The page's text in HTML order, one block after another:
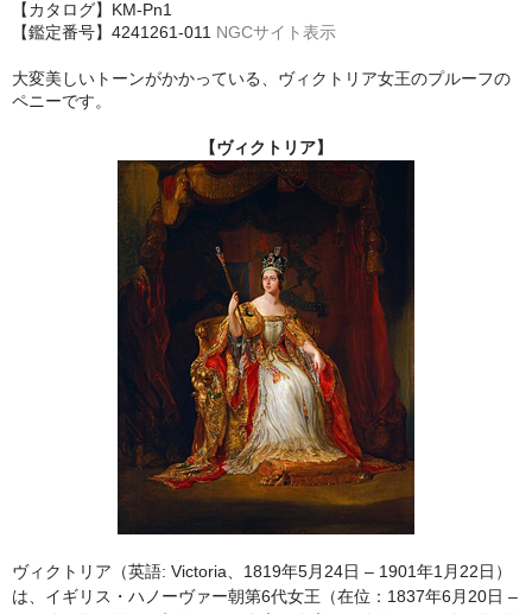
【カタログ】KM-Pn1
【鑑定番号】4241261-011 NGCサイト表示
大変美しいトーンがかかっている、ヴィクトリア女王のプルーフの
ペニーです。
【ヴィクトリア】
ヴィクトリア（英語: Victoria、1819年5月24日 – 1901年1月22日）
は、イギリス・ハノーヴァー朝第6代女王（在位：1837年6月20日 –